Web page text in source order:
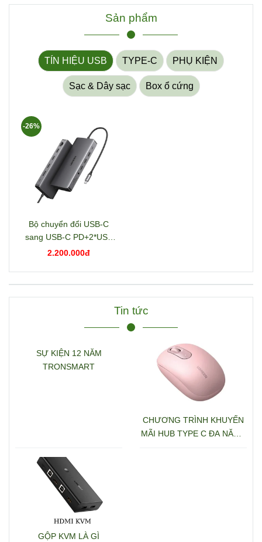
Sản phẩm
TÍN HIỆU USB TYPE-C PHỤ KIỆN
Sạc & Dây sạc Box ổ cứng
Bộ chuyển đổi USB-C
sang USB-C PD+2*USB
3.2+USB-C 3.2+2*USB
D/TF+3.5mm hỗ trợ 4K
Ugreen 15978 CM681
2.200.000đ
-26%
Tin tức
SỰ KIỆN 12 NĂM
TRONSMART
CHƯƠNG TRÌNH KHUYẾN
MÃI HUB TYPE C ĐA NĂNG
GỘP KVM LÀ GÌ